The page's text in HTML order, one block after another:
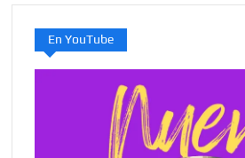
En YouTube